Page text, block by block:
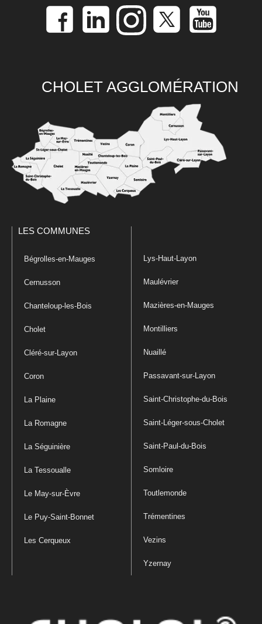
CHOLET AGGLOMÉRATION
LES COMMUNES
Bégrolles-en-Mauges
Cernusson
Chanteloup-les-Bois
Cholet
Cléré-sur-Layon
Coron
La Plaine
La Romagne
La Séguinière
La Tessoualle
Le May-sur-Èvre
Le Puy-Saint-Bonnet
Les Cerqueux
Lys-Haut-Layon
Maulévrier
Mazières-en-Mauges
Montilliers
Nuaillé
Passavant-sur-Layon
Saint-Christophe-du-Bois
Saint-Léger-sous-Cholet
Saint-Paul-du-Bois
Somloire
Toutlemonde
Trémentines
Vezins
Yzernay